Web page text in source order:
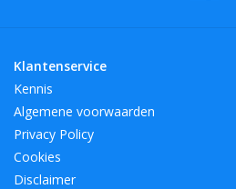
Klantenservice
Kennis
Algemene voorwaarden
Privacy Policy
Cookies
Disclaimer